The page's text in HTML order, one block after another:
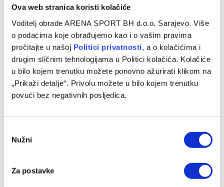
Ova web stranica koristi kolačiće
Voditelj obrade ARENA SPORT BH d.o.o. Sarajevo. Više
o podacima koje obrađujemo kao i o vašim pravima
pročitajte u našoj Politici privatnosti, a o kolačićima i
drugim sličnim tehnologijama u Politici kolačića. Kolačiće
u bilo kojem trenutku možete ponovno ažurirati klikom na
„Prikaži detalje“. Privolu možete u bilo kojem trenutku
povući bez negativnih posljedica.
Selection
Nužni
Za postavke
WWin liga BiH (1. kolo): Borac – Velež 3:1